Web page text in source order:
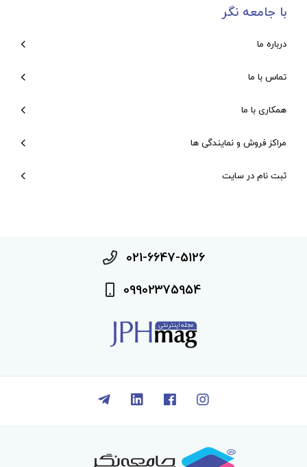
با جامعه نگر
درباره ما
تماس با ما
همکاری با ما
مراکز فروش و نمایندگی ها
ثبت نام در سایت
021-6647-5126
09902375954